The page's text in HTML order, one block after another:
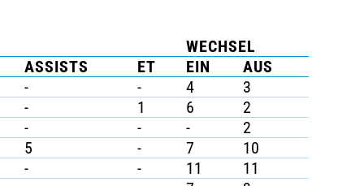
WECHSEL
ASSISTS
ET EIN
AUS
-
- 4
3
-
1 6
2
-
- -
2
5
- 7
10
-
- 11
11